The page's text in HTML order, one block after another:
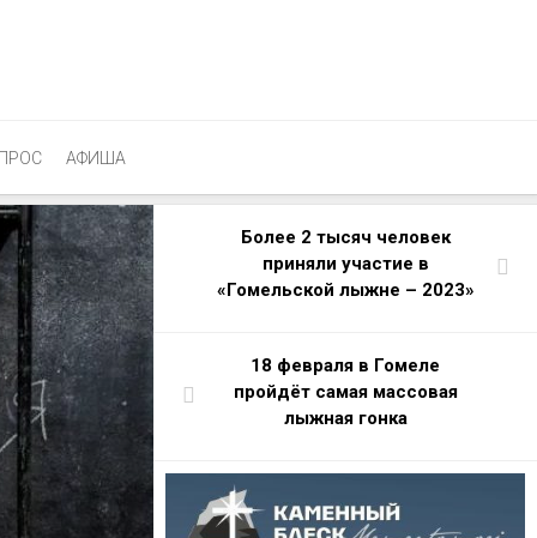
АФИША
Более 2 тысяч человек
приняли участие в
«Гомельской лыжне – 2023»
18 февраля в Гомеле
пройдёт самая массовая
лыжная гонка